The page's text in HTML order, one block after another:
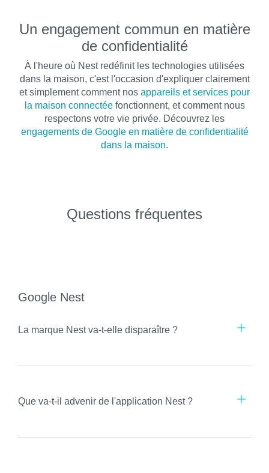
Un engagement commun en matière
de confidentialité
À l'heure où Nest redéfinit les technologies utilisées
dans la maison, c'est l'occasion d'expliquer clairement
et simplement comment nos appareils et services pour
la maison connectéefonctionnent, et comment nous
respectons votre vie privée. Découvrez les
engagements de Google en matière de confidentialité
dans la maison.
Questions fréquentes
Google Nest
La marque Nest va-t-elle disparaître ?
Que va-t-il advenir de l'application Nest ?